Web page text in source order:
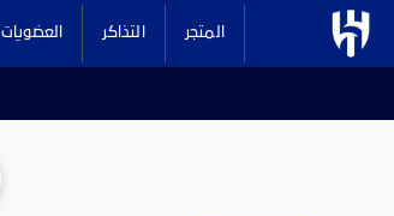
المتجر التذاكر العضويات